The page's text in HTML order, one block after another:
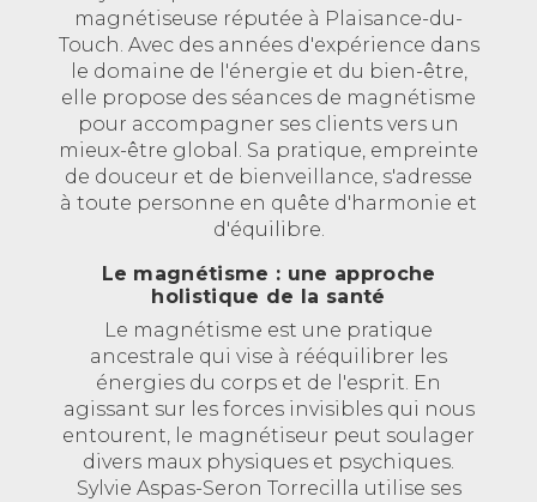
magnétiseuse réputée à Plaisance-du-
Touch. Avec des années d'expérience dans
le domaine de l'énergie et du bien-être,
elle propose des séances de magnétisme
pour accompagner ses clients vers un
mieux-être global. Sa pratique, empreinte
de douceur et de bienveillance, s'adresse
à toute personne en quête d'harmonie et
d'équilibre.
Le magnétisme : une approche
holistique de la santé
Le magnétisme est une pratique
ancestrale qui vise à rééquilibrer les
énergies du corps et de l'esprit. En
agissant sur les forces invisibles qui nous
entourent, le magnétiseur peut soulager
divers maux physiques et psychiques.
Sylvie Aspas-Seron Torrecilla utilise ses